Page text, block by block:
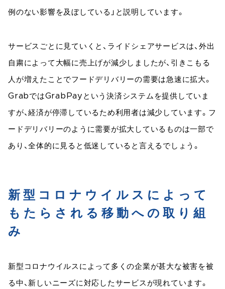
例のない影響を及ぼしている」と説明しています。
サービスごとに見ていくと、ライドシェアサービスは、外出
自粛によって大幅に売上げが減少しましたが、引きこもる
人が増えたことでフードデリバリーの需要は急速に拡大。
GrabではGrabPayという決済システムを提供していま
すが、経済が停滞しているため利用者は減少しています。フ
ードデリバリーのように需要が拡大しているものは一部で
あり、全体的に見ると低迷していると言えるでしょう。
新型コロナウイルスによって
もたらされる移動への取り組
み
新型コロナウイルスによって多くの企業が甚大な被害を被
る中、新しいニーズに対応したサービスが現れています。